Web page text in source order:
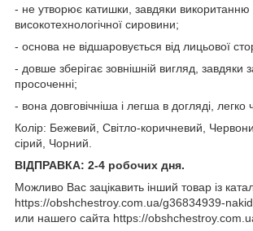
- не утворює катишки, завдяки викоританню
високотехнологічної сировини;
- основа не відшаровується від лицьової
- довше зберігає зовнішній вигляд, завдяки
просоченні;
- вона довговічніша і легша в догляді, легко
Колір: Бежевий, Світло-коричневий,
сірий, Чорний.
ВІДПРАВКА: 2-4 робочих дня.
Можливо Вас зацікавить інший товар із
https://obshchestroy.com.ua/g36834939-
или нашего сайта https://